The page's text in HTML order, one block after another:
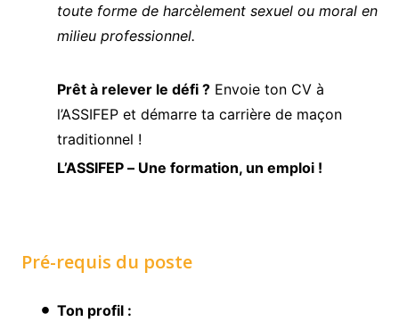
toute forme de harcèlement sexuel ou moral en
milieu professionnel.
Prêt à relever le défi ? Envoie ton CV à
l’ASSIFEP et démarre ta carrière de maçon
traditionnel !
L’ASSIFEP – Une formation, un emploi !
Pré-requis du poste
Ton profil :